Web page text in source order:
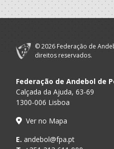
© 2026 Federação de
direitos reservados.
Federação de Andebol de
Calçada da Ajuda, 63-69
1300-006 Lisboa
Ver no Mapa
E. andebol@fpa.pt